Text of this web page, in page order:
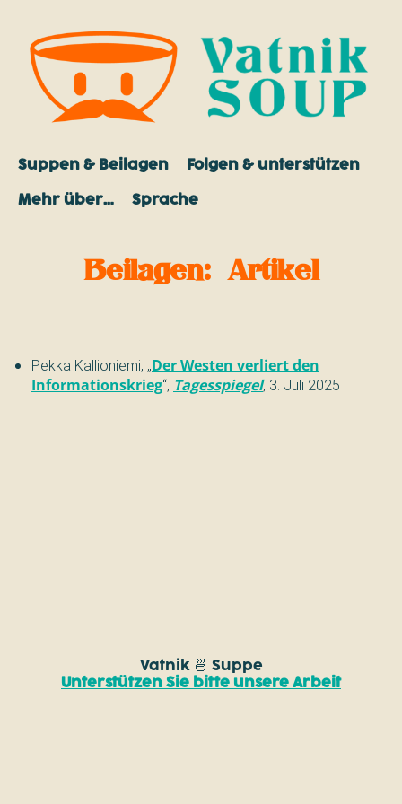
Suppen & Beilagen Folgen & unterstützen
Mehr über… Sprache
Beilagen: Artikel
Pekka Kallioniemi, „Der Westen verliert den
Informationskrieg“, Tagesspiegel, 3. Juli 2025
Vatnik 🍜 Suppe
Unterstützen Sie bitte unsere Arbeit